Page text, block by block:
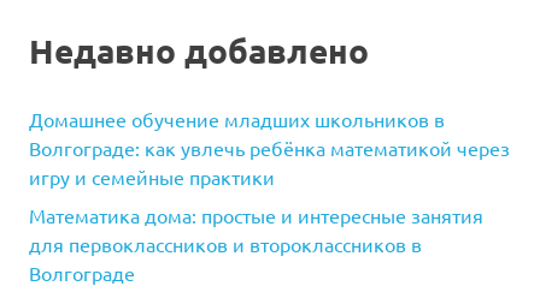
Недавно добавлено
Домашнее обучение младших школьников в
Волгограде: как увлечь ребёнка математикой через
игру и семейные практики
Математика дома: простые и интересные занятия
для первоклассников и второклассников в
Волгограде